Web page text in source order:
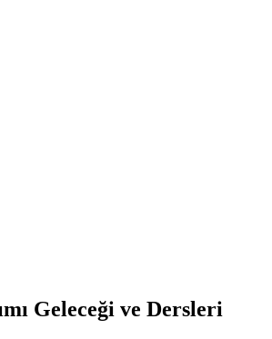
Geleceği ve Dersleri